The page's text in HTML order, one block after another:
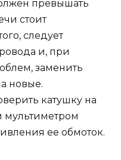
превышать
стоит
следует
и, при
заменить
новые.
катушку на
мультиметром
ее обмоток.